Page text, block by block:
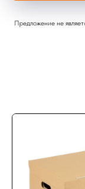
Предложение не